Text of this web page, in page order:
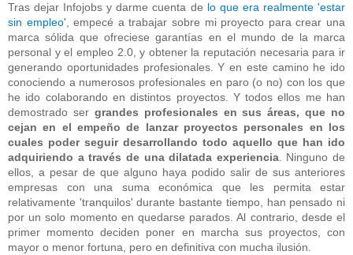
Tras dejar Infojobs y darme cuenta de lo que era realmente 'estar
sin empleo', empecé a trabajar sobre mi proyecto para crear una
marca sólida que ofreciese garantías en el mundo de la marca
personal y el empleo 2.0, y obtener la reputación necesaria para ir
generando oportunidades profesionales. Y en este camino he ido
conociendo a numerosos profesionales en paro (o no) con los que
he ido colaborando en distintos proyectos. Y todos ellos me han
demostrado ser grandes profesionales en sus áreas, que no
cejan en el empeño de lanzar proyectos personales en los
cuales poder seguir desarrollando todo aquello que han ido
adquiriendo a través de una dilatada experiencia. Ninguno de
ellos, a pesar de que alguno haya podido salir de sus anteriores
empresas con una suma económica que les permita estar
relativamente 'tranquilos' durante bastante tiempo, han pensado ni
por un solo momento en quedarse parados. Al contrario, desde el
primer momento deciden poner en marcha sus proyectos, con
mayor o menor fortuna, pero en definitiva con mucha ilusión.